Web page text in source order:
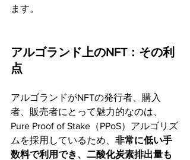
ます。
アルゴランド上のNFT：その利
点
アルゴランドがNFTの発行者、購入
者、販売者にとって魅力的なのは、
Pure Proof of Stake（PPoS）アルゴリズ
ムを採用しているため、 非常に低い手
数料で利用でき、二酸化炭素排出量も